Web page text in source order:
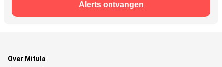
Alerts ontvangen
Over Mitula